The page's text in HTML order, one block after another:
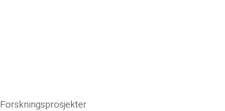
Forskningsprosjekter